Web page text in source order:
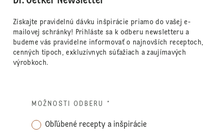
Získajte pravidelnú dávku inšpirácie priamo do vašej e-
mailovej schránky! Prihláste sa k odberu newsletteru a
budeme vás pravidelne informovať o najnovších receptoch,
cenných tipoch, exkluzívnych súťažiach a zaujímavých
výrobkoch.
MOŽNOSTI ODBERU *
Obľúbené recepty a inšpirácie